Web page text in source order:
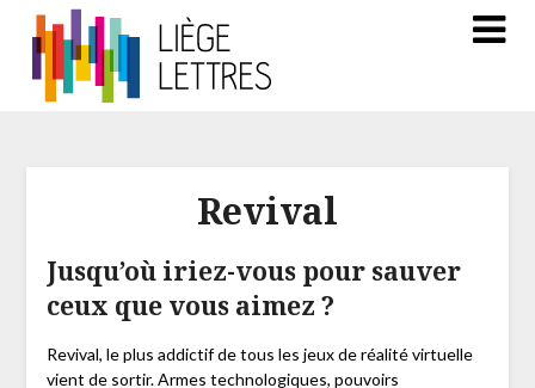
Revival
Jusqu’où iriez-vous pour sauver
ceux que vous aimez ?
Revival, le plus addictif de tous les jeux de réalité virtuelle
vient de sortir. Armes technologiques, pouvoirs